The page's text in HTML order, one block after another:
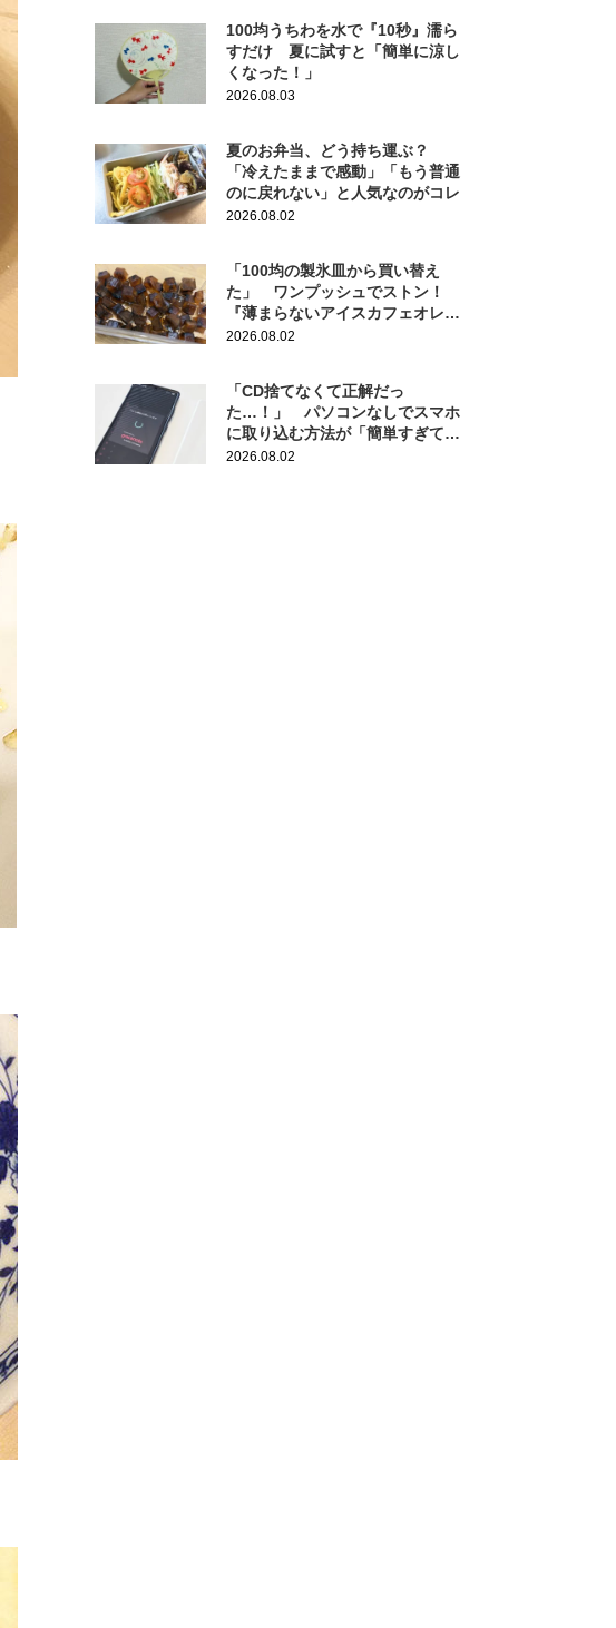
100均うちわを水で『10秒』濡ら
すだけ 夏に試すと「簡単に涼し
くなった！」
2026.08.03
夏のお弁当、どう持ち運ぶ？
「冷えたままで感動」「もう普通
のに戻れない」と人気なのがコレ
2026.08.02
「100均の製氷皿から買い替え
た」 ワンプッシュでストン！
『薄まらないアイスカフェオレ』
作りにも活躍
2026.08.02
「CD捨てなくて正解だっ
た…！」 パソコンなしでスマホ
に取り込む方法が「簡単すぎて拍
子抜け」「この曲聴きたかった
2026.08.02